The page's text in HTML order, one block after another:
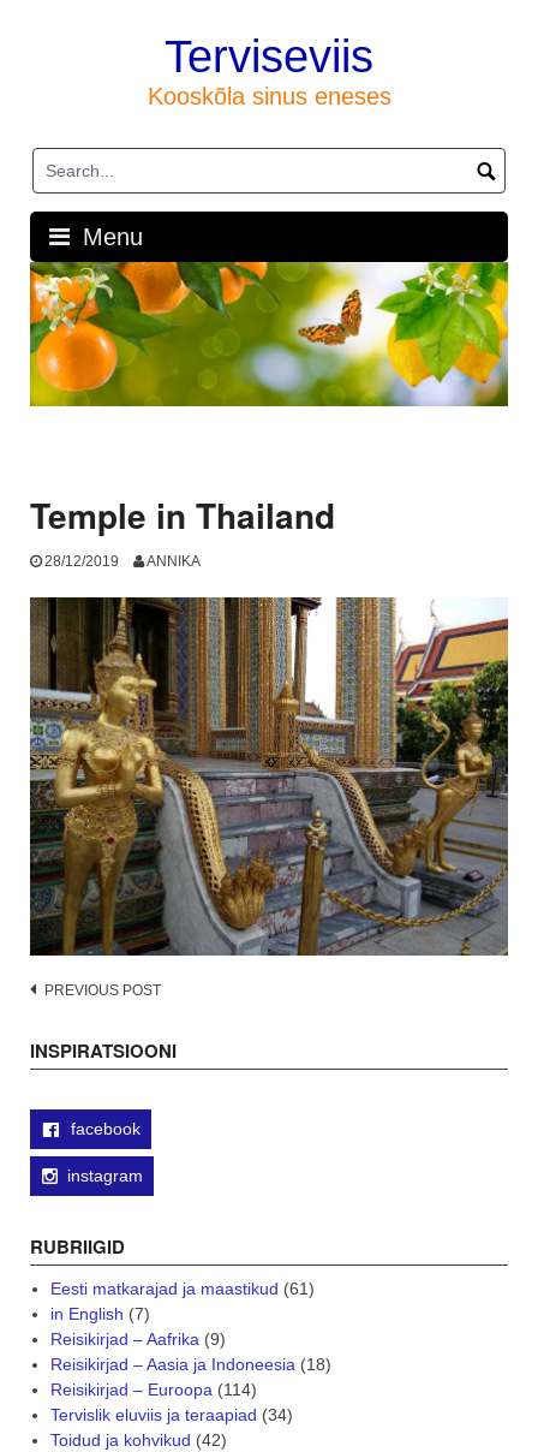
Terviseviis
Kooskõla sinus eneses
Menu
Temple in Thailand
28/12/2019 ANNIKA
Post
PREVIOUS POST
INSPIRATSIOONI
facebook
instagram
RUBRIIGID
Eesti matkarajad ja maastikud (61)
in English (7)
Reisikirjad – Aafrika(9)
Reisikirjad – Aasia ja Indoneesia(18)
Reisikirjad – Euroopa(114)
Tervislik eluviis ja teraapiad (34)
Toidud ja kohvikud (42)